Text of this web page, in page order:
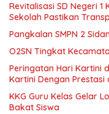
Revitalisasi SD Negeri
Sekolah Pastikan
Pangkalan SMPN 2
O2SN Tingkat
Peringatan Hari Kartini
Kartini Dengan Prestasi
KKG Guru Kelas Gelar
Bakat Siswa